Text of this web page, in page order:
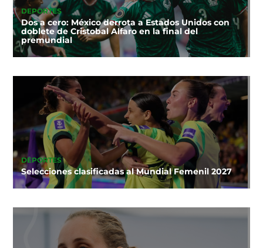
DEPORTES
Dos a cero: México derrota a Estados Unidos con
doblete de Cristobal Alfaro en la final del
premundial
DEPORTES
Selecciones clasificadas al Mundial Femenil 2027